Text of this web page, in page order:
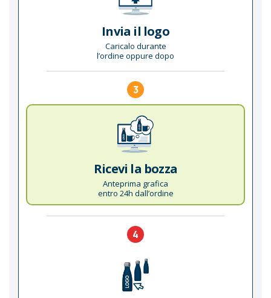
Invia il logo
Caricalo durante
l’ordine oppure dopo
3
Ricevi la bozza
Anteprima grafica
entro 24h dall’ordine
4